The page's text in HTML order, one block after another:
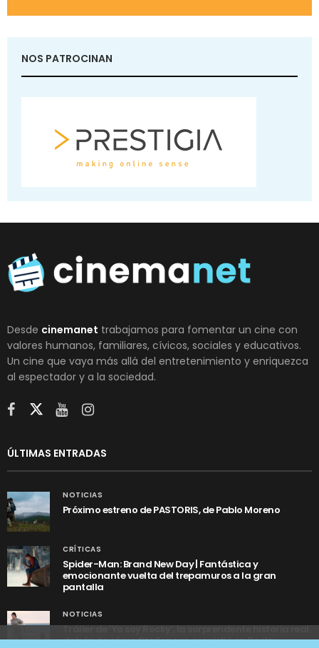
NOS PATROCINAN
Desde cinemanet trabajamos para fomentar un cine con
valores humanos, familiares, cívicos, sociales y educativos.
Un cine que vaya más allá del entretenimiento y enriquezca
al espectador y a la sociedad.
ÚLTIMAS ENTRADAS
NOTICIAS
Próximo estreno de PASTORIS, de Pablo Moreno
CRÍTICAS
Spider-Man: Brand New Day | Fantástica y
emocionante vuelta del trepamuros a la gran
pantalla
NOTICIAS
Tráiler de ‘Yo soy Rocky’, la sorprendente historia real
detrás de cómo Stallone se convirtió en Rocky